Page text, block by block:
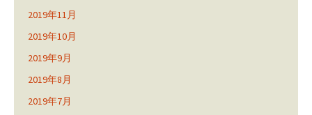
2019年11月
2019年10月
2019年9月
2019年8月
2019年7月